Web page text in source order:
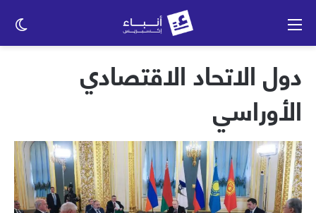
دول الاتحاد الاقتصادي
الأوراسي